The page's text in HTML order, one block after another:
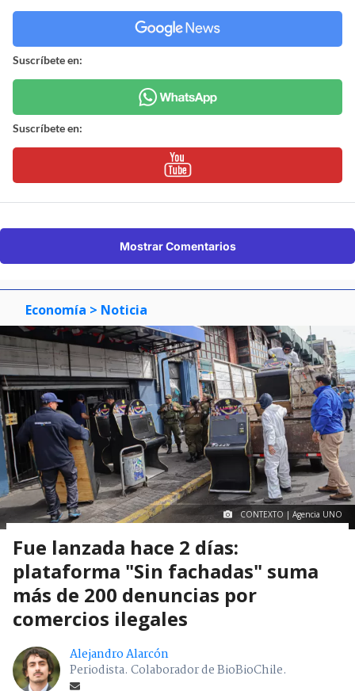
Suscríbete en:
Suscríbete en:
Mostrar Comentarios
Economía > Noticia
CONTEXTO | Agencia UNO
Fue lanzada hace 2 días:
plataforma "Sin fachadas" suma
más de 200 denuncias por
comercios ilegales
Alejandro Alarcón
Periodista. Colaborador de BioBioChile.